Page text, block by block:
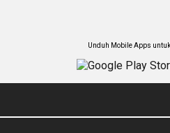
Unduh Mobile Apps